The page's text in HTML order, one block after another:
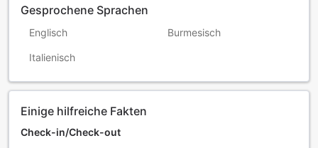
Gesprochene Sprachen
Englisch Burmesisch
Italienisch
Einige hilfreiche Fakten
Check-in/Check-out